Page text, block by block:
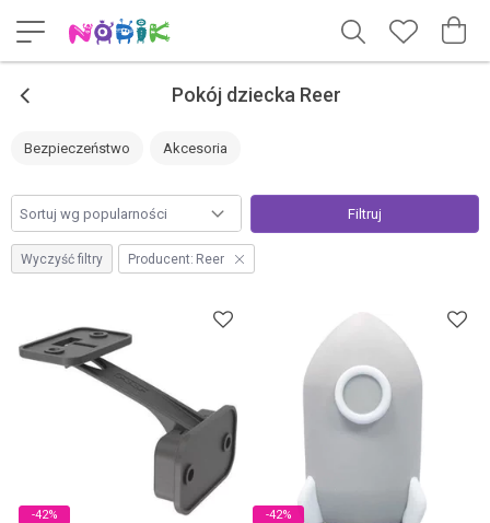
< Pokój dziecka Reer
Bezpieczeństwo Akcesoria
Filtruj
Wyczyść filtry Producent: Reer
-42% -42%